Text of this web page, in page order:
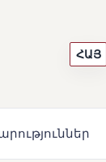
ՀԱՅ